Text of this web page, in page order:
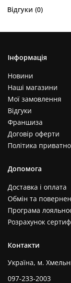
Відгуки (0)
Інформація
Новини
Наші магазини
Мої замовлення
Відгуки
Франшиза
Договір оферти
Політика
Допомога
Доставка і оплата
Обмін та
Програма
Розрахунок
Контакти
Україна, м.
097-233-2003